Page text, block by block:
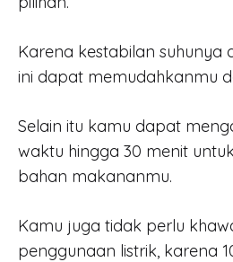
Karena kestabilan suhunya
ini dapat memudahkanmu
Selain itu kamu dapat
waktu hingga 30 menit
bahan makananmu.
Kamu juga tidak perlu
penggunaan listrik, karena